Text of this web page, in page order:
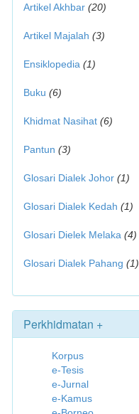
Artikel Akhbar (20)
Artikel Majalah (3)
Ensiklopedia (1)
Buku (6)
Khidmat Nasihat (6)
Pantun (3)
Glosari Dialek Johor (1)
Glosari Dialek Kedah (1)
Glosari Dielek Melaka (4)
Glosari Dialek Pahang (1)
Perkhidmatan +
Korpus
e-Tesis
e-Jurnal
e-Kamus